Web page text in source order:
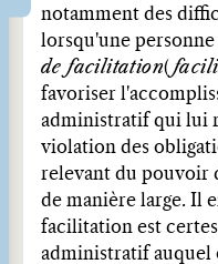
notamment des
lorsqu'une
de facilitation(
favoriser
administratif qui lui
violation des
relevant du pouvoir
de manière large. Il
facilitation est
administratif auquel